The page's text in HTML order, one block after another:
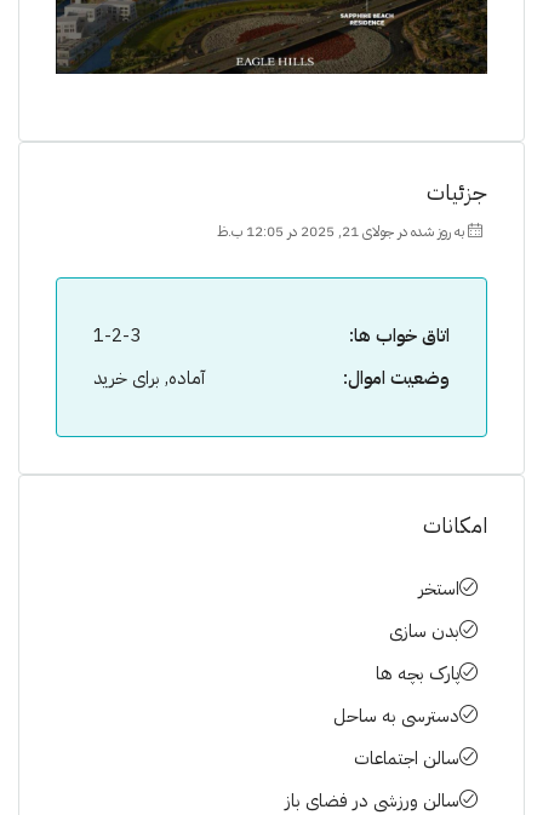
جزئیات
به روز شده در جولای 21, 2025 در 12:05 ب.ظ
اتاق خواب ها:
1-2-3
وضعیت اموال:
آماده, برای خرید
امکانات
استخر
بدن سازی
پارک بچه ها
دسترسی به ساحل
سالن اجتماعات
سالن ورزشی در فضای باز